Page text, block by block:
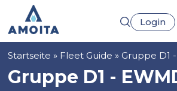
Inhalt
Login
Pfadnavigation
Startseite Fleet Guide Gruppe D1
Gruppe D1 -